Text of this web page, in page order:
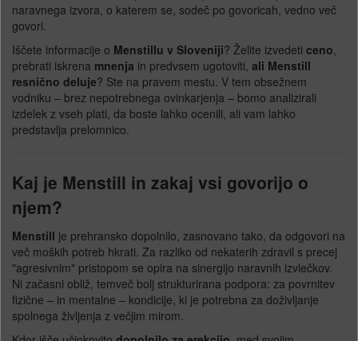
naravnega izvora, o katerem se, sodeč po govoricah, vedno več
govori.
Iščete informacije o Menstillu v Sloveniji? Želite izvedeti ceno,
prebrati iskrena mnenja in predvsem ugotoviti, ali Menstill
resnično deluje? Ste na pravem mestu. V tem obsežnem
vodniku – brez nepotrebnega ovinkarjenja – bomo analizirali
izdelek z vseh plati, da boste lahko ocenili, ali vam lahko
predstavlja prelomnico.
Kaj je Menstill in zakaj vsi govorijo o
njem?
Menstill je prehransko dopolnilo, zasnovano tako, da odgovori na
več moških potreb hkrati. Za razliko od nekaterih zdravil s precej
"agresivnim" pristopom se opira na sinergijo naravnih izvlečkov.
Ni začasni obliž, temveč bolj strukturirana podpora: za povrnitev
fizične – in mentalne – kondicije, ki je potrebna za doživljanje
spolnega življenja z večjim mirom.